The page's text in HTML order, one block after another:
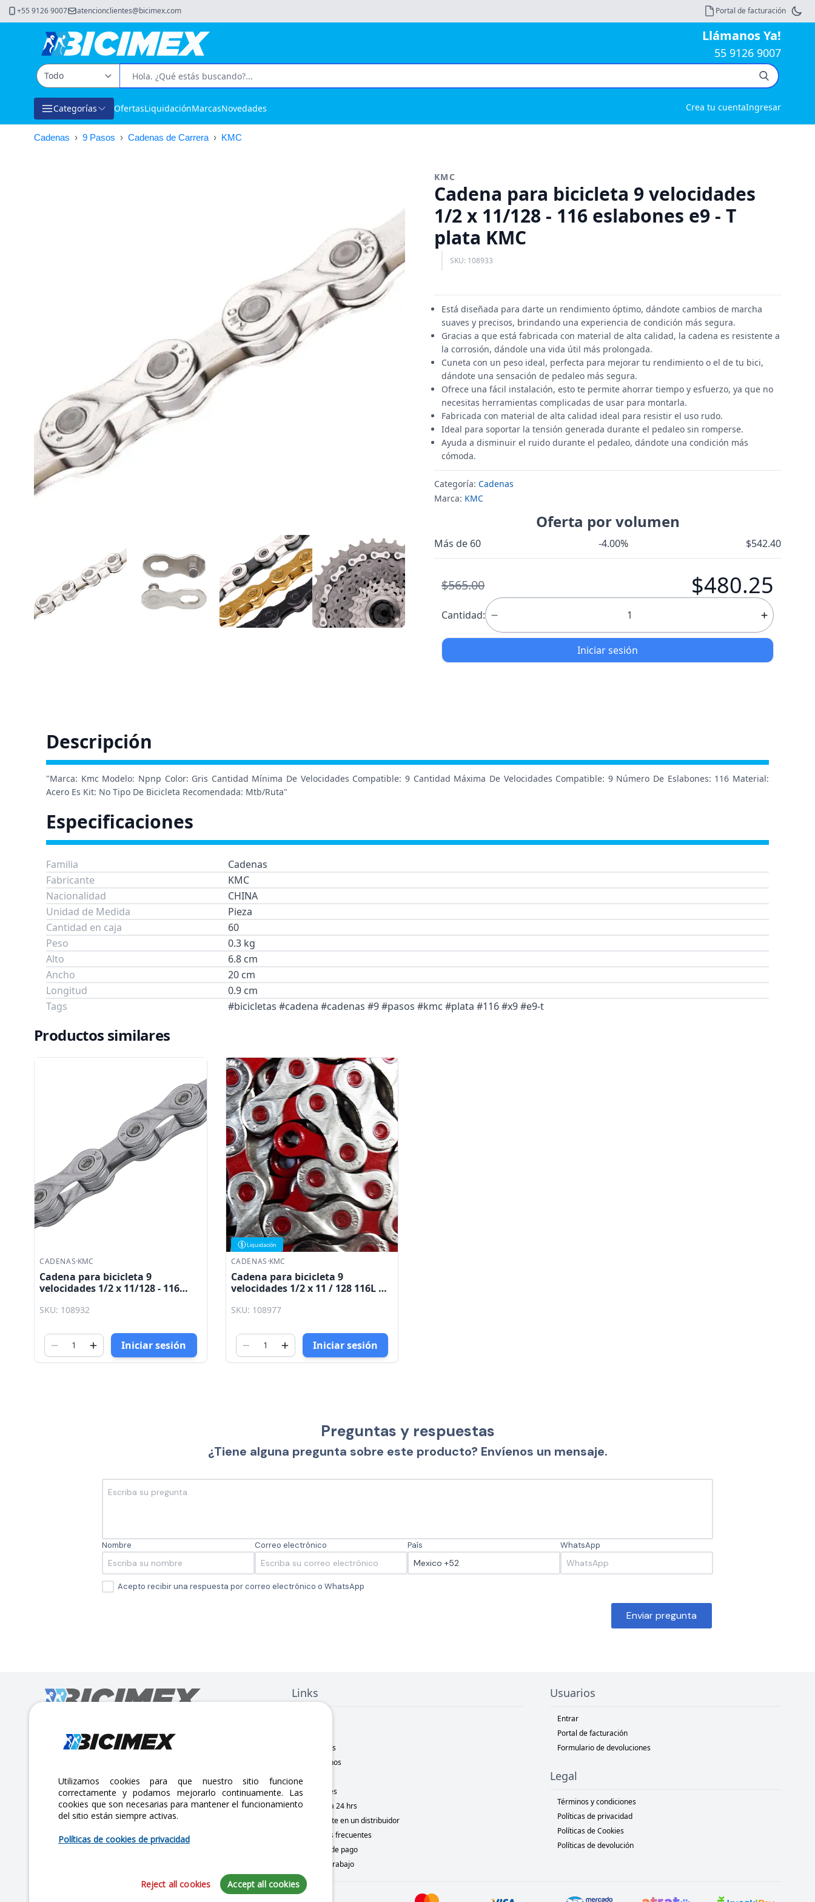
+55 9126 9007 atencionclientes@bicimex.com Portal de facturación
Llámanos Ya!
55 9126 9007
Categorías OfertasLiquidaciónMarcasNovedades Crea tu cuentaIngresar
Cadenas › 9 Pasos › Cadenas de Carrera › KMC
KMC
Cadena para bicicleta 9 velocidades
1/2 x 11/128 - 116 eslabones e9 - T
plata KMC
SKU: 108933
Está diseñada para darte un rendimiento óptimo, dándote cambios de marcha
suaves y precisos, brindando una experiencia de condición más segura.
Gracias a que está fabricada con material de alta calidad, la cadena es resistente a
la corrosión, dándole una vida útil más prolongada.
Cuneta con un peso ideal, perfecta para mejorar tu rendimiento o el de tu bici,
dándote una sensación de pedaleo más segura.
Ofrece una fácil instalación, esto te permite ahorrar tiempo y esfuerzo, ya que no
necesitas herramientas complicadas de usar para montarla.
Fabricada con material de alta calidad ideal para resistir el uso rudo.
Ideal para soportar la tensión generada durante el pedaleo sin romperse.
Ayuda a disminuir el ruido durante el pedaleo, dándote una condición más
cómoda.
Categoría: Cadenas
Marca: KMC
Oferta por volumen
Más de 60 -4.00% $542.40
$565.00 $480.25
Cantidad:
Iniciar sesión
Descripción
"Marca: Kmc Modelo: Npnp Color: Gris Cantidad Mínima De Velocidades Compatible: 9 Cantidad Máxima De Velocidades Compatible: 9 Número De Eslabones: 116 Material:
Acero Es Kit: No Tipo De Bicicleta Recomendada: Mtb/Ruta"
Especificaciones
Familia
Cadenas
Fabricante
KMC
Nacionalidad
CHINA
Unidad de Medida
Pieza
Cantidad en caja
60
Peso
0.3 kg
Alto
6.8 cm
Ancho
20 cm
Longitud
0.9 cm
Tags
#bicicletas #cadena #cadenas #9 #pasos #kmc #plata #116 #x9 #e9-t
Productos similares
CADENAS·KMC
Cadena para bicicleta 9
velocidades 1/2 x 11/128 - 116
SKU: 108932
Iniciar sesión
Liquidación
CADENAS·KMC
Cadena para bicicleta 9
velocidades 1/2 x 11 / 128 116L X9
SKU: 108977
Iniciar sesión
Preguntas y respuestas
¿Tiene alguna pregunta sobre este producto? Envíenos un mensaje.
Nombre Correo electrónico País WhatsApp
Acepto recibir una respuesta por correo electrónico o WhatsApp
Enviar pregunta
Calle Lago Müritz No. 30 Col. Mariano Escobedo,
atencionclientes@bicimex.com
+ 55 9126 9007
Links
Sucursales
Contáctanos
Novedades
Motometa 24 hrs
Conviértete en un distribuidor
Preguntas frecuentes
Métodos de pago
Bolsa de trabajo
Usuarios
Entrar
Portal de facturación
Formulario de devoluciones
Legal
Términos y condiciones
Políticas de privacidad
Políticas de Cookies
Políticas de devolución
Utilizamos cookies para que nuestro sitio funcione
correctamente y podamos mejorarlo continuamente. Las
cookies que son necesarias para mantener el funcionamiento
del sitio están siempre activas.
Políticas de cookies de privacidad
Reject all cookies Accept all cookies